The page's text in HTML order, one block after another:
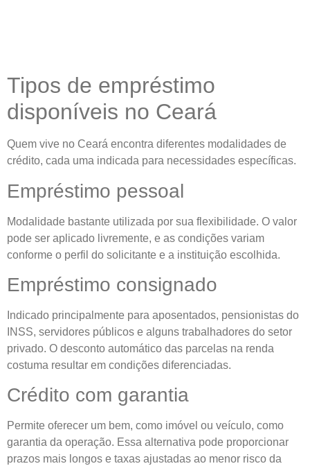
Tipos de empréstimo
disponíveis no Ceará
Quem vive no Ceará encontra diferentes modalidades de
crédito, cada uma indicada para necessidades específicas.
Empréstimo pessoal
Modalidade bastante utilizada por sua flexibilidade. O valor
pode ser aplicado livremente, e as condições variam
conforme o perfil do solicitante e a instituição escolhida.
Empréstimo consignado
Indicado principalmente para aposentados, pensionistas do
INSS, servidores públicos e alguns trabalhadores do setor
privado. O desconto automático das parcelas na renda
costuma resultar em condições diferenciadas.
Crédito com garantia
Permite oferecer um bem, como imóvel ou veículo, como
garantia da operação. Essa alternativa pode proporcionar
prazos mais longos e taxas ajustadas ao menor risco da